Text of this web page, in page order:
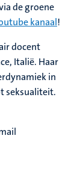
de groene
kanaal!
docent
Italië. Haar
in
seksualiteit.